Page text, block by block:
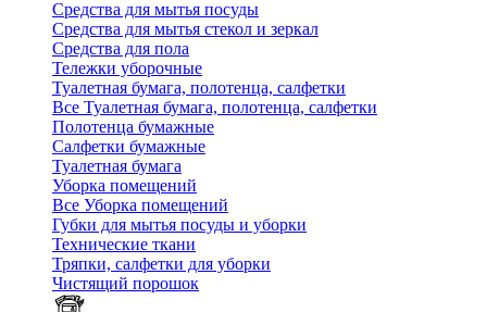
Средства для мытья посуды
Средства для мытья стекол и зеркал
Средства для пола
Тележки уборочные
Туалетная бумага, полотенца, салфетки
Все Туалетная бумага, полотенца, салфетки
Полотенца бумажные
Салфетки бумажные
Туалетная бумага
Уборка помещений
Все Уборка помещений
Губки для мытья посуды и уборки
Технические ткани
Тряпки, салфетки для уборки
Чистящий порошок